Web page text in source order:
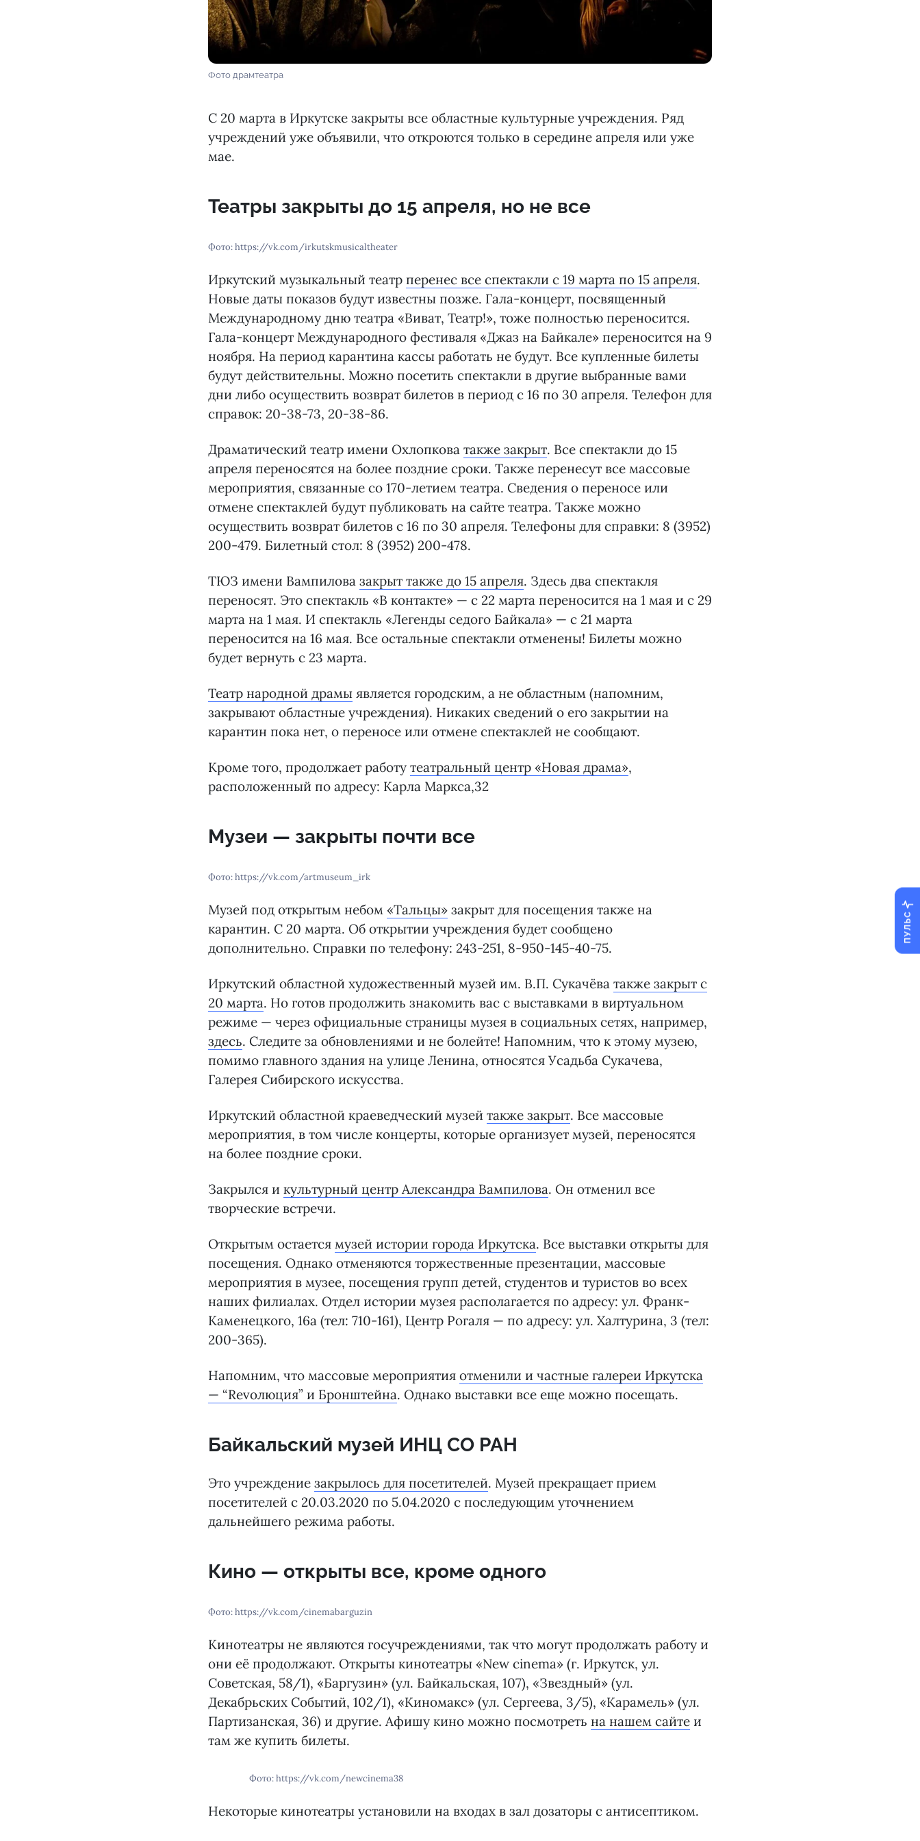
Фото драмтеатра
С 20 марта в Иркутске закрыты все областные культурные учреждения. Ряд
учреждений уже объявили, что откроются только в середине апреля или уже
мае.
Театры закрыты до 15 апреля, но не все
Фото: https://vk.com/irkutskmusicaltheater
Иркутский музыкальный театр перенес все спектакли с 19 марта по 15 апреля.
Новые даты показов будут известны позже. Гала-концерт, посвященный
Международному дню театра «Виват, Театр!», тоже полностью переносится.
Гала-концерт Международного фестиваля «Джаз на Байкале» переносится на 9
ноября. На период карантина кассы работать не будут. Все купленные билеты
будут действительны. Можно посетить спектакли в другие выбранные вами
дни либо осуществить возврат билетов в период с 16 по 30 апреля. Телефон для
справок: 20-38-73, 20-38-86.
Драматический театр имени Охлопкова также закрыт. Все спектакли до 15
апреля переносятся на более поздние сроки. Также перенесут все массовые
мероприятия, связанные со 170-летием театра. Сведения о переносе или
отмене спектаклей будут публиковать на сайте театра. Также можно
осуществить возврат билетов с 16 по 30 апреля. Телефоны для справки: 8 (3952)
200-479. Билетный стол: 8 (3952) 200-478.
ТЮЗ имени Вампилова закрыт также до 15 апреля. Здесь два спектакля
переносят. Это спектакль «В контакте» — с 22 марта переносится на 1 мая и с 29
марта на 1 мая. И спектакль «Легенды седого Байкала» — с 21 марта
переносится на 16 мая. Все остальные спектакли отменены! Билеты можно
будет вернуть с 23 марта.
Театр народной драмы является городским, а не областным (напомним,
закрывают областные учреждения). Никаких сведений о его закрытии на
карантин пока нет, о переносе или отмене спектаклей не сообщают.
Кроме того, продолжает работу театральный центр «Новая драма»,
расположенный по адресу: Карла Маркса,32
Музеи — закрыты почти все
Фото: https://vk.com/artmuseum_irk
Музей под открытым небом «Тальцы» закрыт для посещения также на
карантин. С 20 марта. Об открытии учреждения будет сообщено
дополнительно. Справки по телефону: 243-251, 8-950-145-40-75.
Иркутский областной художественный музей им. В.П. Сукачёва также закрыт с
20 марта. Но готов продолжить знакомить вас с выставками в виртуальном
режиме — через официальные страницы музея в социальных сетях, например,
здесь. Следите за обновлениями и не болейте! Напомним, что к этому музею,
помимо главного здания на улице Ленина, относятся Усадьба Сукачева,
Галерея Сибирского искусства.
Иркутский областной краеведческий музей также закрыт. Все массовые
мероприятия, в том числе концерты, которые организует музей, переносятся
на более поздние сроки.
Закрылся и культурный центр Александра Вампилова. Он отменил все
творческие встречи.
Открытым остается музей истории города Иркутска. Все выставки открыты для
посещения. Однако отменяются торжественные презентации, массовые
мероприятия в музее, посещения групп детей, студентов и туристов во всех
наших филиалах. Отдел истории музея располагается по адресу: ул. Франк-
Каменецкого, 16а (тел: 710-161), Центр Рогаля — по адресу: ул. Халтурина, 3 (тел:
200-365).
Напомним, что массовые мероприятия отменили и частные галереи Иркутска
— “Revолюция” и Бронштейна. Однако выставки все еще можно посещать.
Байкальский музей ИНЦ СО РАН
Это учреждение закрылось для посетителей. Музей прекращает прием
посетителей с 20.03.2020 по 5.04.2020 с последующим уточнением
дальнейшего режима работы.
Кино — открыты все, кроме одного
Фото: https://vk.com/cinemabarguzin
Кинотеатры не являются госучреждениями, так что могут продолжать работу и
они её продолжают. Открыты кинотеатры «New cinemа» (г. Иркутск, ул.
Советская, 58/1), «Баргузин» (ул. Байкальская, 107), «Звездный» (ул.
Декабрьских Событий, 102/1), «Киномакс» (ул. Сергеева, 3/5), «Карамель» (ул.
Партизанская, 36) и другие. Афишу кино можно посмотреть на нашем сайте и
там же купить билеты.
Фото: https://vk.com/newcinema38
Некоторые кинотеатры установили на входах в зал дозаторы с антисептиком.
ПУЛЬС